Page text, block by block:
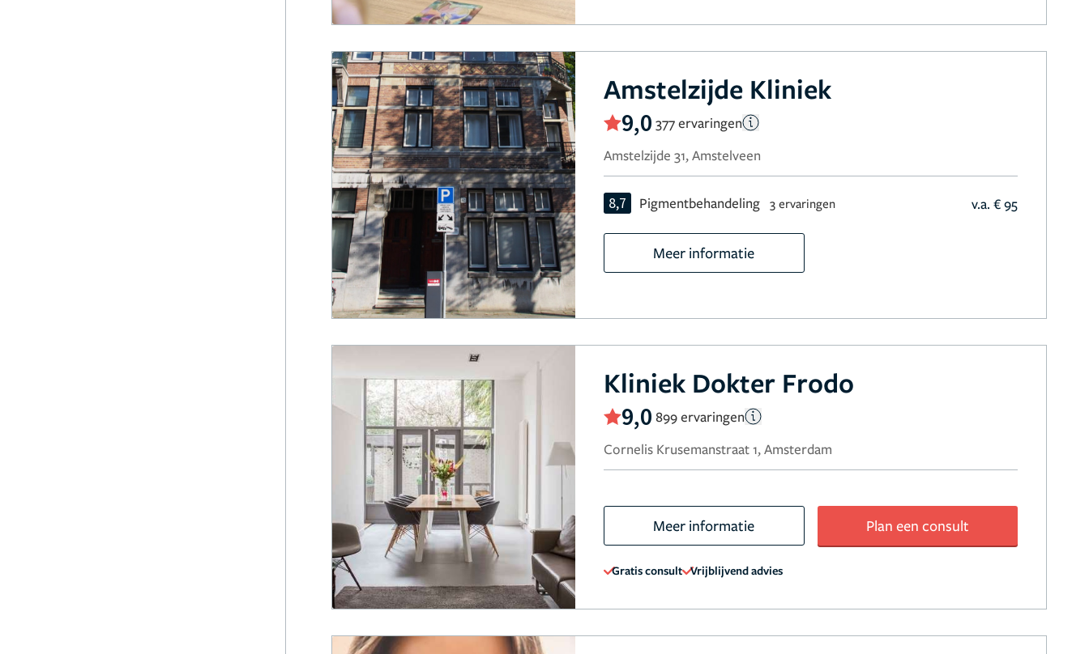
Amstelzijde Kliniek
9,0 377 ervaringen
Amstelzijde 31, Amstelveen
8,7 Pigmentbehandeling 3 ervaringen v.a. € 95
Meer informatie
Kliniek Dokter Frodo
9,0 899 ervaringen
Cornelis Krusemanstraat 1, Amsterdam
Meer informatie Plan een consult
Gratis consult Vrijblijvend advies